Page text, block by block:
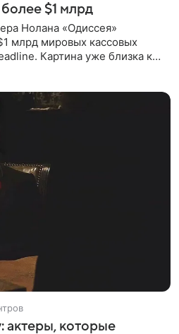
$1 млрд
Нолана «Одиссея»
млрд мировых кассовых
Картина уже близка к
актеры, которые